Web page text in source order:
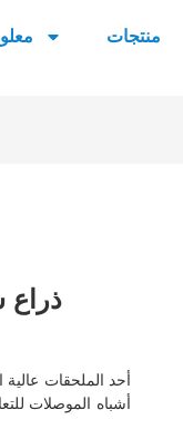
منتجات
ذراع
أشباه الموصلات